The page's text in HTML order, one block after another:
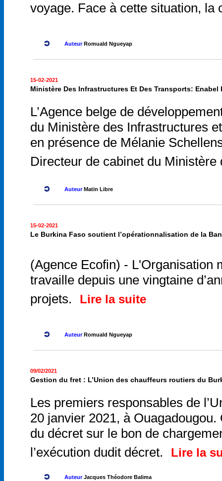
voyage. Face à cette situation,
AuteurRomuald Ngueyap
15-02-2021
Ministère Des Infrastructures Et Des Transports:
L’Agence belge de
du Ministère des Infrastructures
en présence de Mélanie
Directeur de cabinet du
AuteurMatin Libre
15-02-2021
Le Burkina Faso soutient l’opérationnalisation de la
(Agence Ecofin) - L'Organisation
travaille depuis une vingtaine
projets.
Lire la suite
AuteurRomuald Ngueyap
09/02/2021
Gestion du fret : L’Union des chauffeurs routiers du
Les premiers responsables de
20 janvier 2021, à
du décret sur le bon de
l’exécution dudit décret.
Lire la
AuteurJacques Théodore Balima